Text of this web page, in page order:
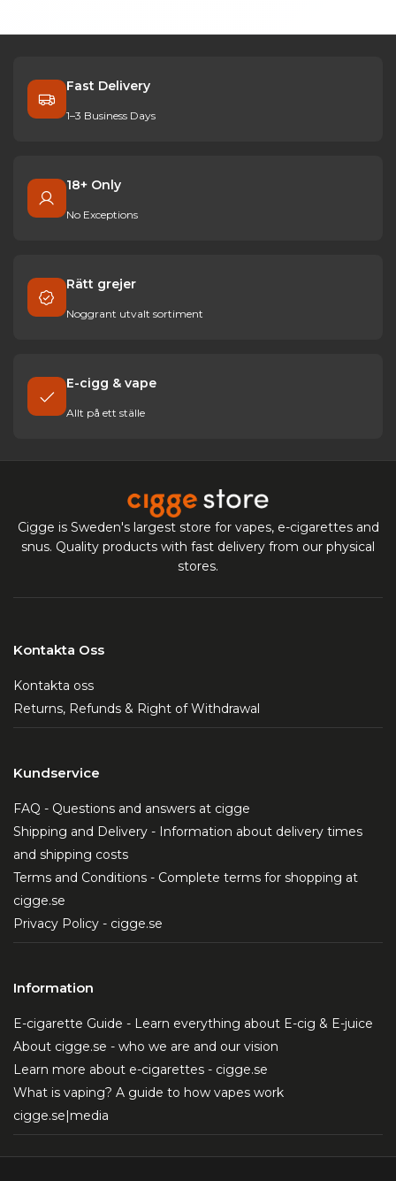
Fast Delivery
1–3 Business Days
18+ Only
No Exceptions
Rätt grejer
Noggrant utvalt sortiment
E-cigg & vape
Allt på ett ställe
Cigge is Sweden's largest store for vapes, e-cigarettes and
snus. Quality products with fast delivery from our physical
stores.
Kontakta Oss
Kontakta oss
Returns, Refunds & Right of Withdrawal
Kundservice
FAQ - Questions and answers at cigge
Shipping and Delivery - Information about delivery times
and shipping costs
Terms and Conditions - Complete terms for shopping at
cigge.se
Privacy Policy - cigge.se
Information
E-cigarette Guide - Learn everything about E-cig & E-juice
About cigge.se - who we are and our vision
Learn more about e-cigarettes - cigge.se
What is vaping? A guide to how vapes work
cigge.se|media